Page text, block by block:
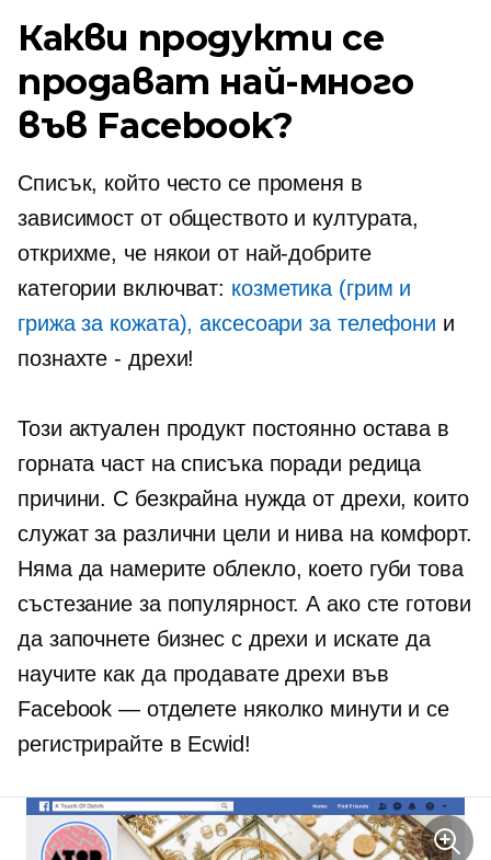
Какви продукти се
продават най-много
във Facebook?
Списък, който често се променя в
зависимост от обществото и културата,
открихме, че някои от най-добрите
категории включват: козметика (грим и
грижа за кожата), аксесоари за телефони и
познахте- дрехи!
Този актуален продукт постоянно остава в
горната част на списъка поради редица
причини. С безкрайна нужда от дрехи, които
служат за различни цели и нива на комфорт.
Няма да намерите облекло, което губи това
състезание за популярност. А ако сте готови
да започнете бизнес с дрехи и искате да
научите как да продавате дрехи във
Facebook — отделете няколко минути и се
регистрирайте в Ecwid!